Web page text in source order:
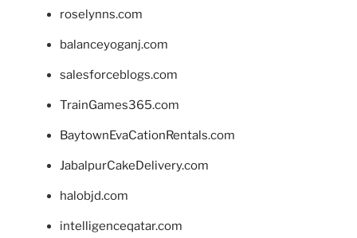
roselynns.com
balanceyoganj.com
salesforceblogs.com
TrainGames365.com
BaytownEvaCationRentals.com
JabalpurCakeDelivery.com
halobjd.com
intelligenceqatar.com